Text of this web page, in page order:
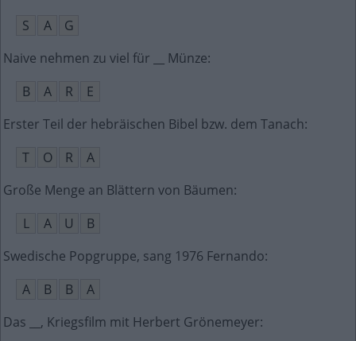
S
A
G
Naive nehmen zu viel für __ Münze:
B
A R
E
Erster Teil der hebräischen Bibel bzw. dem Tanach:
T
O R
A
Große Menge an Blättern von Bäumen:
L
A U
B
Swedische Popgruppe, sang 1976 Fernando:
A
B B
A
Das __, Kriegsfilm mit Herbert Grönemeyer: